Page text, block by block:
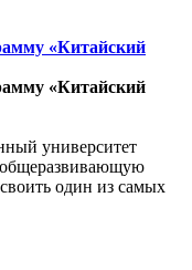
«Китайский
«Китайский
университет
общеразвивающую
один из самых